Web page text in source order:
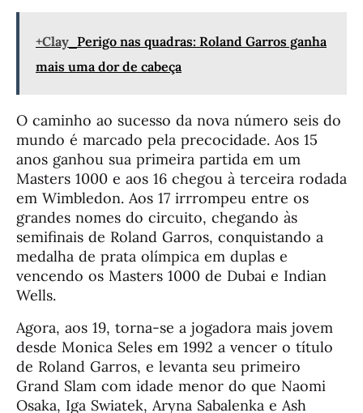
+Clay Perigo nas quadras: Roland Garros ganha
mais uma dor de cabeça
O caminho ao sucesso da nova número seis do
mundo é marcado pela precocidade. Aos 15
anos ganhou sua primeira partida em um
Masters 1000 e aos 16 chegou à terceira rodada
em Wimbledon. Aos 17 irrrompeu entre os
grandes nomes do circuito, chegando às
semifinais de Roland Garros, conquistando a
medalha de prata olímpica em duplas e
vencendo os Masters 1000 de Dubai e Indian
Wells.
Agora, aos 19, torna-se a jogadora mais jovem
desde Monica Seles em 1992 a vencer o título
de Roland Garros, e levanta seu primeiro
Grand Slam com idade menor do que Naomi
Osaka, Iga Swiatek, Aryna Sabalenka e Ash